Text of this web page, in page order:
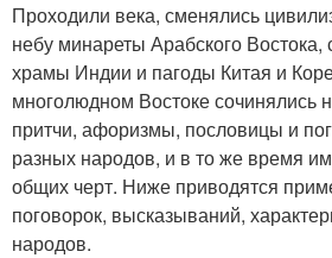
Проходили века, сменялись
небу минареты Арабского
храмы Индии и пагоды Китая и
многолюдном Востоке сочинялись
притчи, афоризмы, пословицы и
разных народов, и в то же время
общих черт. Ниже приводятся
поговорок, высказываний,
народов.